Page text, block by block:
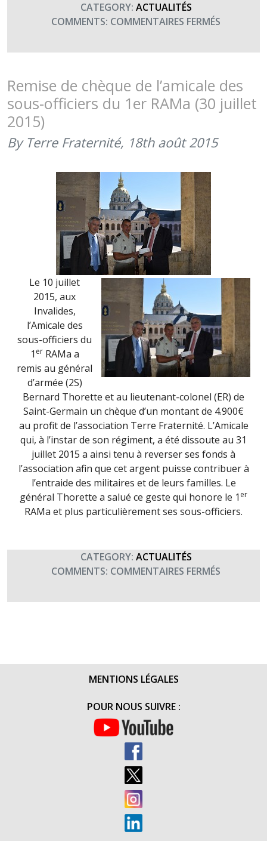
CATEGORY: ACTUALITÉS
COMMENTS: COMMENTAIRES FERMÉS
« LES
DANS
LA
CITÉ »,
Remise de chèque de l’amicale des
sous-officiers du 1er RAMa (30 juillet
2015)
By Terre Fraternité, 18th août 2015
Le 10 juillet
2015, aux
Invalides,
l’Amicale des
sous-officiers du
1 erRAMa a
remis au général
d’armée (2S)
Bernard Thorette et au lieutenant-colonel (ER) de
Saint-Germain un chèque d’un montant de 4.900€
au profit de l’association Terre Fraternité. L’Amicale
qui, à l’instar de son régiment, a été dissoute au 31
juillet 2015 a ainsi tenu à reverser ses fonds à
l’association afin que cet argent puisse contribuer à
l’entraide des militaires et de leurs familles. Le
général Thorette a salué ce geste qui honore le 1 er
RAMa et plus particulièrement ses sous-officiers.
CATEGORY: ACTUALITÉS
COMMENTS: COMMENTAIRES FERMÉS
DE
MENTIONS LÉGALES
POUR NOUS SUIVRE :